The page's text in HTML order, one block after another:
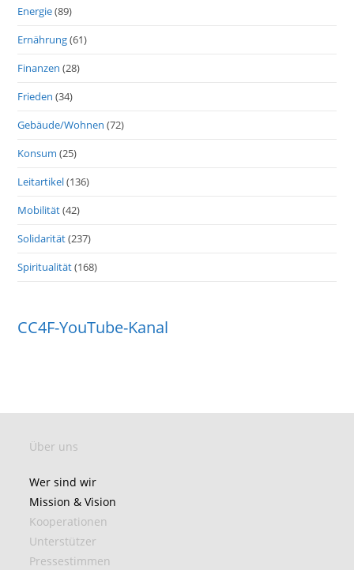
Energie(89)
Ernährung(61)
Finanzen (28)
Frieden (34)
Gebäude/Wohnen (72)
Konsum (25)
Leitartikel(136)
Mobilität(42)
Solidarität(237)
Spiritualität(168)
CC4F-YouTube-Kanal
Über uns
Wer sind wir
Mission & Vision
Kooperationen
Unterstützer
Pressestimmen